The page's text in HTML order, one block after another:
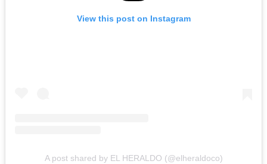
View this post on Instagram
A post shared by EL HERALDO (@elheraldoco)